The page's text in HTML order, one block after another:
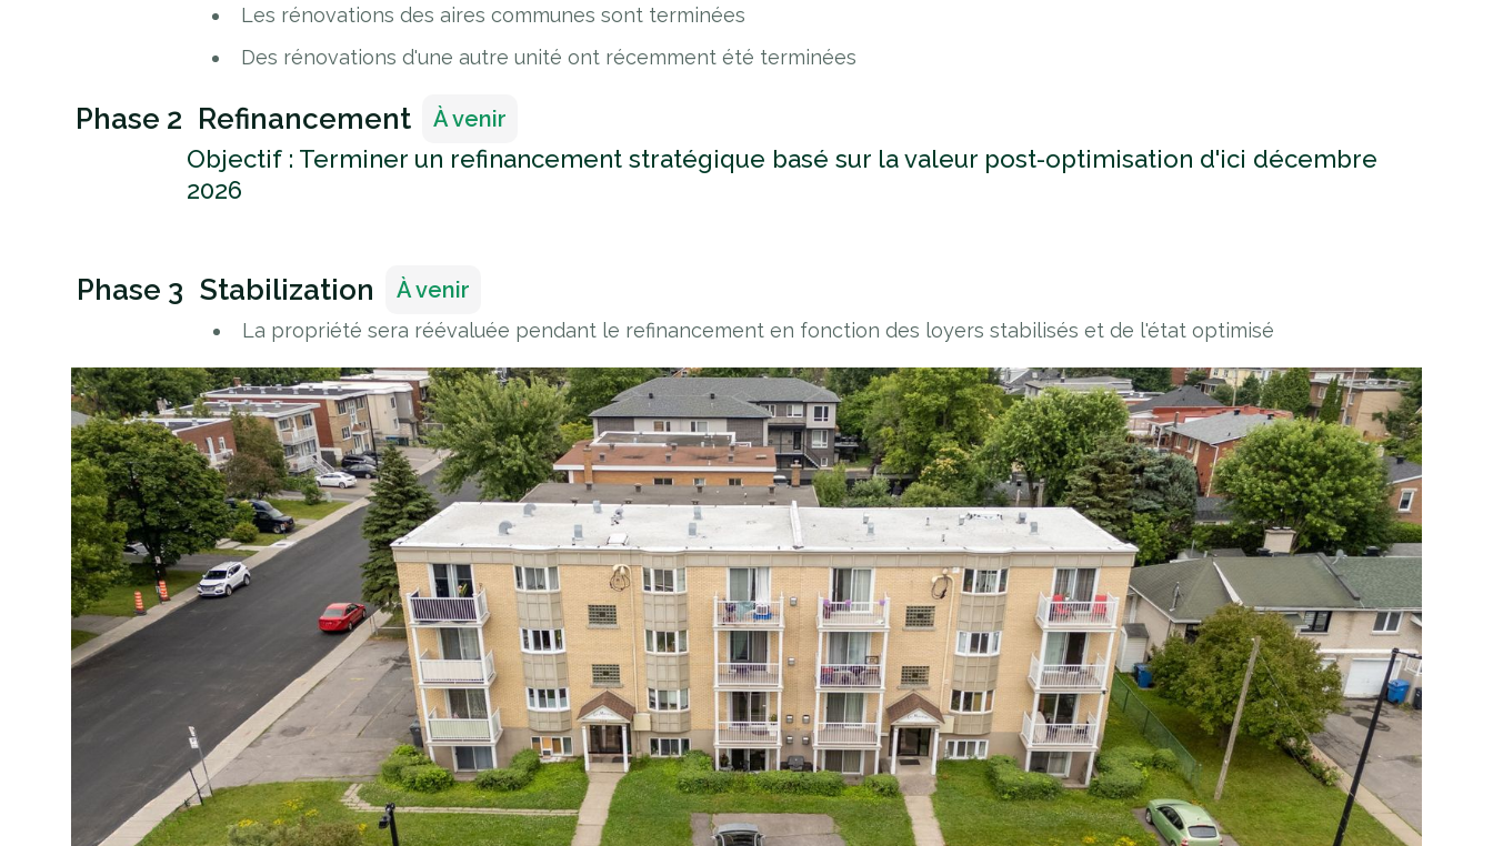
Les rénovations des aires communes sont terminées
Des rénovations d'une autre unité ont récemment été terminées
Phase 2 Refinancement À venir
Objectif : Terminer un refinancement stratégique basé sur la valeur post-optimisation d'ici décembre
2026
Phase 3 Stabilization À venir
La propriété sera réévaluée pendant le refinancement en fonction des loyers stabilisés et de l'état optimisé